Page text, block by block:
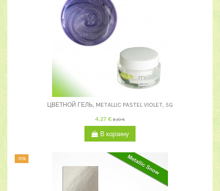
ЦВЕТНОЙ ГЕЛЬ, METALLIC PASTEL VIOLET, 5G
4,27 € 6,10 €
В корзину
-70%